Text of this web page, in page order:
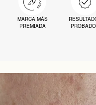
MARCA MÁS
PREMIADA